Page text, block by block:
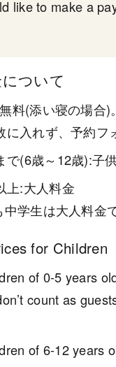
like to make a
ついて
料(添い寝の場合)。
に入れず、予約フ
で(6歳～12歳):子
上:大人料金
学生は大人料金で
for Children
of 0-5 years
count as
of 6-12 years